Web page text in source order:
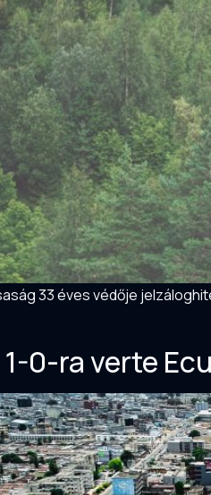
33 éves védője
0-ra verte